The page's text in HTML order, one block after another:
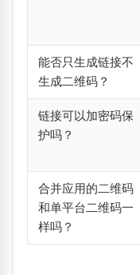
能否只生成链接不
生成二维码？
链接可以加密码保
护吗？
合并应用的二维码
和单平台二维码一
样吗？